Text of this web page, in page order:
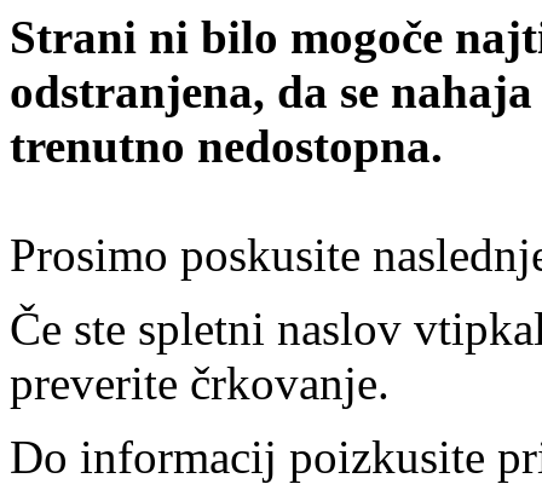
Strani ni bilo mogoče
odstranjena, da se
trenutno nedostopna.
Prosimo poskusite
Če ste spletni naslov
preverite črkovanje.
Do informacij poizkusite